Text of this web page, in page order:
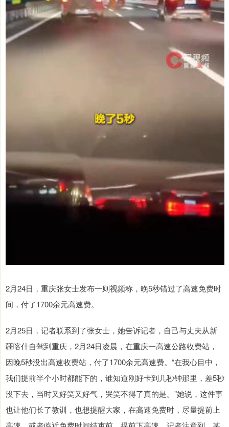
2月24日，重庆张女士发布一则视频称，晚5秒错过了高速免费时
间，付了1700余元高速费。
2月25日，记者联系到了张女士，她告诉记者，自己与丈夫从新
疆喀什自驾到重庆，2月24日凌晨，在重庆一高速公路收费站，
因晚5秒没出高速收费站，付了1700余元高速费。“在我心目中，
我们提前半个小时都能下的，谁知道刚好卡到几秒钟那里，差5秒
没下去，当时又好笑又好气，哭笑不得了真的是。”她说，这件事
也让他们长了教训，也想提醒大家，在高速免费时，尽量提前上